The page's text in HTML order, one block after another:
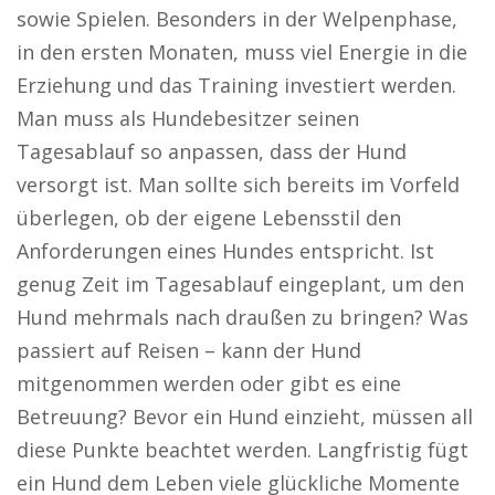
sowie Spielen. Besonders in der Welpenphase,
in den ersten Monaten, muss viel Energie in die
Erziehung und das Training investiert werden.
Man muss als Hundebesitzer seinen
Tagesablauf so anpassen, dass der Hund
versorgt ist. Man sollte sich bereits im Vorfeld
überlegen, ob der eigene Lebensstil den
Anforderungen eines Hundes entspricht. Ist
genug Zeit im Tagesablauf eingeplant, um den
Hund mehrmals nach draußen zu bringen? Was
passiert auf Reisen – kann der Hund
mitgenommen werden oder gibt es eine
Betreuung? Bevor ein Hund einzieht, müssen all
diese Punkte beachtet werden. Langfristig fügt
ein Hund dem Leben viele glückliche Momente